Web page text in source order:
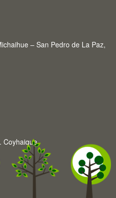
– San Pedro de La Paz,
Coyhaique